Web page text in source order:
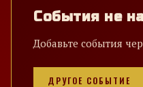
События не
Добавьте события
ДРУГОЕ СОБЫТИЕ